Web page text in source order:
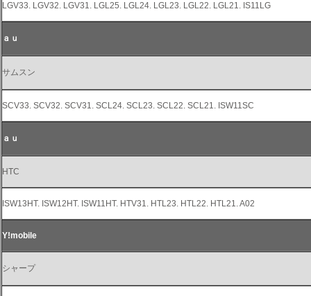
LGV33. LGV32. LGV31. LGL25. LGL24. LGL23. LGL22. LGL21. IS11LG
ａｕ
サムスン
SCV33. SCV32. SCV31. SCL24. SCL23. SCL22. SCL21. ISW11SC
ａｕ
HTC
ISW13HT. ISW12HT. ISW11HT. HTV31. HTL23. HTL22. HTL21. A02
Y!mobile
シャープ